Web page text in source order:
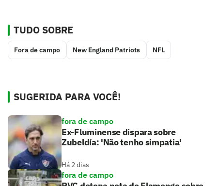
TUDO SOBRE
Fora de campo New England Patriots NFL
SUGERIDA PARA VOCÊ!
fora de campo
Ex-Fluminense dispara sobre
Zubeldía: 'Não tenho simpatia'
Há 2 dias
fora de campo